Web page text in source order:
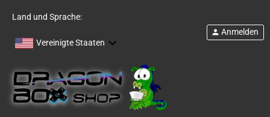
Land und Sprache:
Vereinigte Staaten
person Anmelden